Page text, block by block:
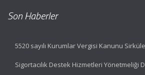
Son Haberler
5520 sayılı Kurumlar Vergisi Kanunu
Sigortacılık Destek Hizmetleri Yönetmeliği